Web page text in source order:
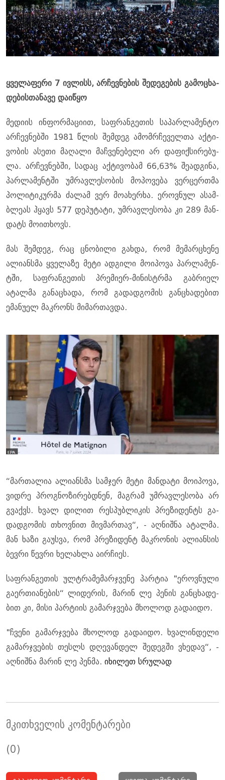
ყვე­ლა­ფე­რი 7 ივ­ლისს, არ­ჩევ­ნე­ბის შე­დე­გე­ბის გა­მო­ცხა­
დე­ბის­თა­ნა­ვე და­ი­წყო
მე­დი­ის ინ­ფორ­მა­ცი­ით, საფ­რან­გე­თის სა­პარ­ლა­მენ­ტო
არ­ჩევ­ნებ­ში 1981 წლის შემ­დეგ ამომ­რჩე­ველ­თა აქ­ტი­
ვო­ბის ასე­თი მა­ღა­ლი მაჩ­ვე­ნე­ბე­ლი არ და­ფიქ­სი­რე­ბუ­
ლა. არ­ჩევ­ნებ­ში, სა­დაც აქ­ტი­ვო­ბამ 66,63% შე­ად­გი­ნა,
პარ­ლა­მენ­ტში უმ­რავ­ლე­სო­ბის მო­პო­ვე­ბა ვერ­ცერ­თმა
პო­ლი­ტი­კურ­მა ძა­ლამ ვერ მო­ა­ხერ­ხა. ეროვ­ნულ ასამ­
ბლე­ას ჰყავს 577 დე­პუ­ტა­ტი, უმ­რავ­ლე­სო­ბა კი 289 მან­
დატს მო­ი­თხოვს.
მას შემ­დეგ, რაც ცნო­ბი­ლი გახ­და, რომ მე­მარ­ცხე­ნე
ალი­ან­სმა ყვე­ლა­ზე მეტი ად­გი­ლი მო­ი­პო­ვა პარ­ლა­მენ­
ტში, საფ­რან­გე­თის პრე­მი­ერ-მი­ნის­ტრმა გაბ­რი­ელ
ატალ­მა გა­ნა­ცხა­და, რომ გა­დად­გო­მის გან­ცხა­დე­ბით
ემა­ნუ­ელ მაკ­რონს მი­მარ­თავ­და.
“მარ­თა­ლია ალი­ან­სმა სამ­ჯერ მეტი მან­და­ტი მო­ი­პო­ვა,
ვიდ­რე პროგ­ნო­ზი­რებ­დნენ, მაგ­რამ უმ­რავ­ლე­სო­ბა არ
გვაქვს. ხვალ დი­ლით რეს­პუბ­ლი­კის პრე­ზი­დენტს გა­
დად­გო­მის თხოვ­ნით მივ­მარ­თავ“, - აღ­ნიშ­ნა ატალ­მა.
მან ხაზი გა­უს­ვა, რომ პრე­ზი­დენტ მაკ­რო­ნის ალი­ან­სის
ბევ­რი წევ­რი ხე­ლახ­ლა აირ­ჩი­ეს.
საფ­რან­გე­თის ულტრა­მე­მარ­ჯვე­ნე პარ­ტია "ეროვ­ნუ­ლი
გა­ერ­თი­ა­ნე­ბის“ ლი­დე­რის, მა­რინ ლე პე­ნის გან­ცხა­დე­
ბით კი, მისი პარ­ტი­ის გა­მარ­ჯვე­ბა მხო­ლოდ გა­და­ი­დო.
"ჩვე­ნი გა­მარ­ჯვე­ბა მხო­ლოდ გა­და­ი­დო. ხვა­ლინ­დე­ლი
გა­მარ­ჯვე­ბის თესლს დღე­ვან­დელ შე­დეგ­ში ვხე­დავ“, -
აღ­ნიშ­ნა მა­რინ ლე პენ­მა. იხილეთ სრულად
მკითხველის კომენტარები
(0)